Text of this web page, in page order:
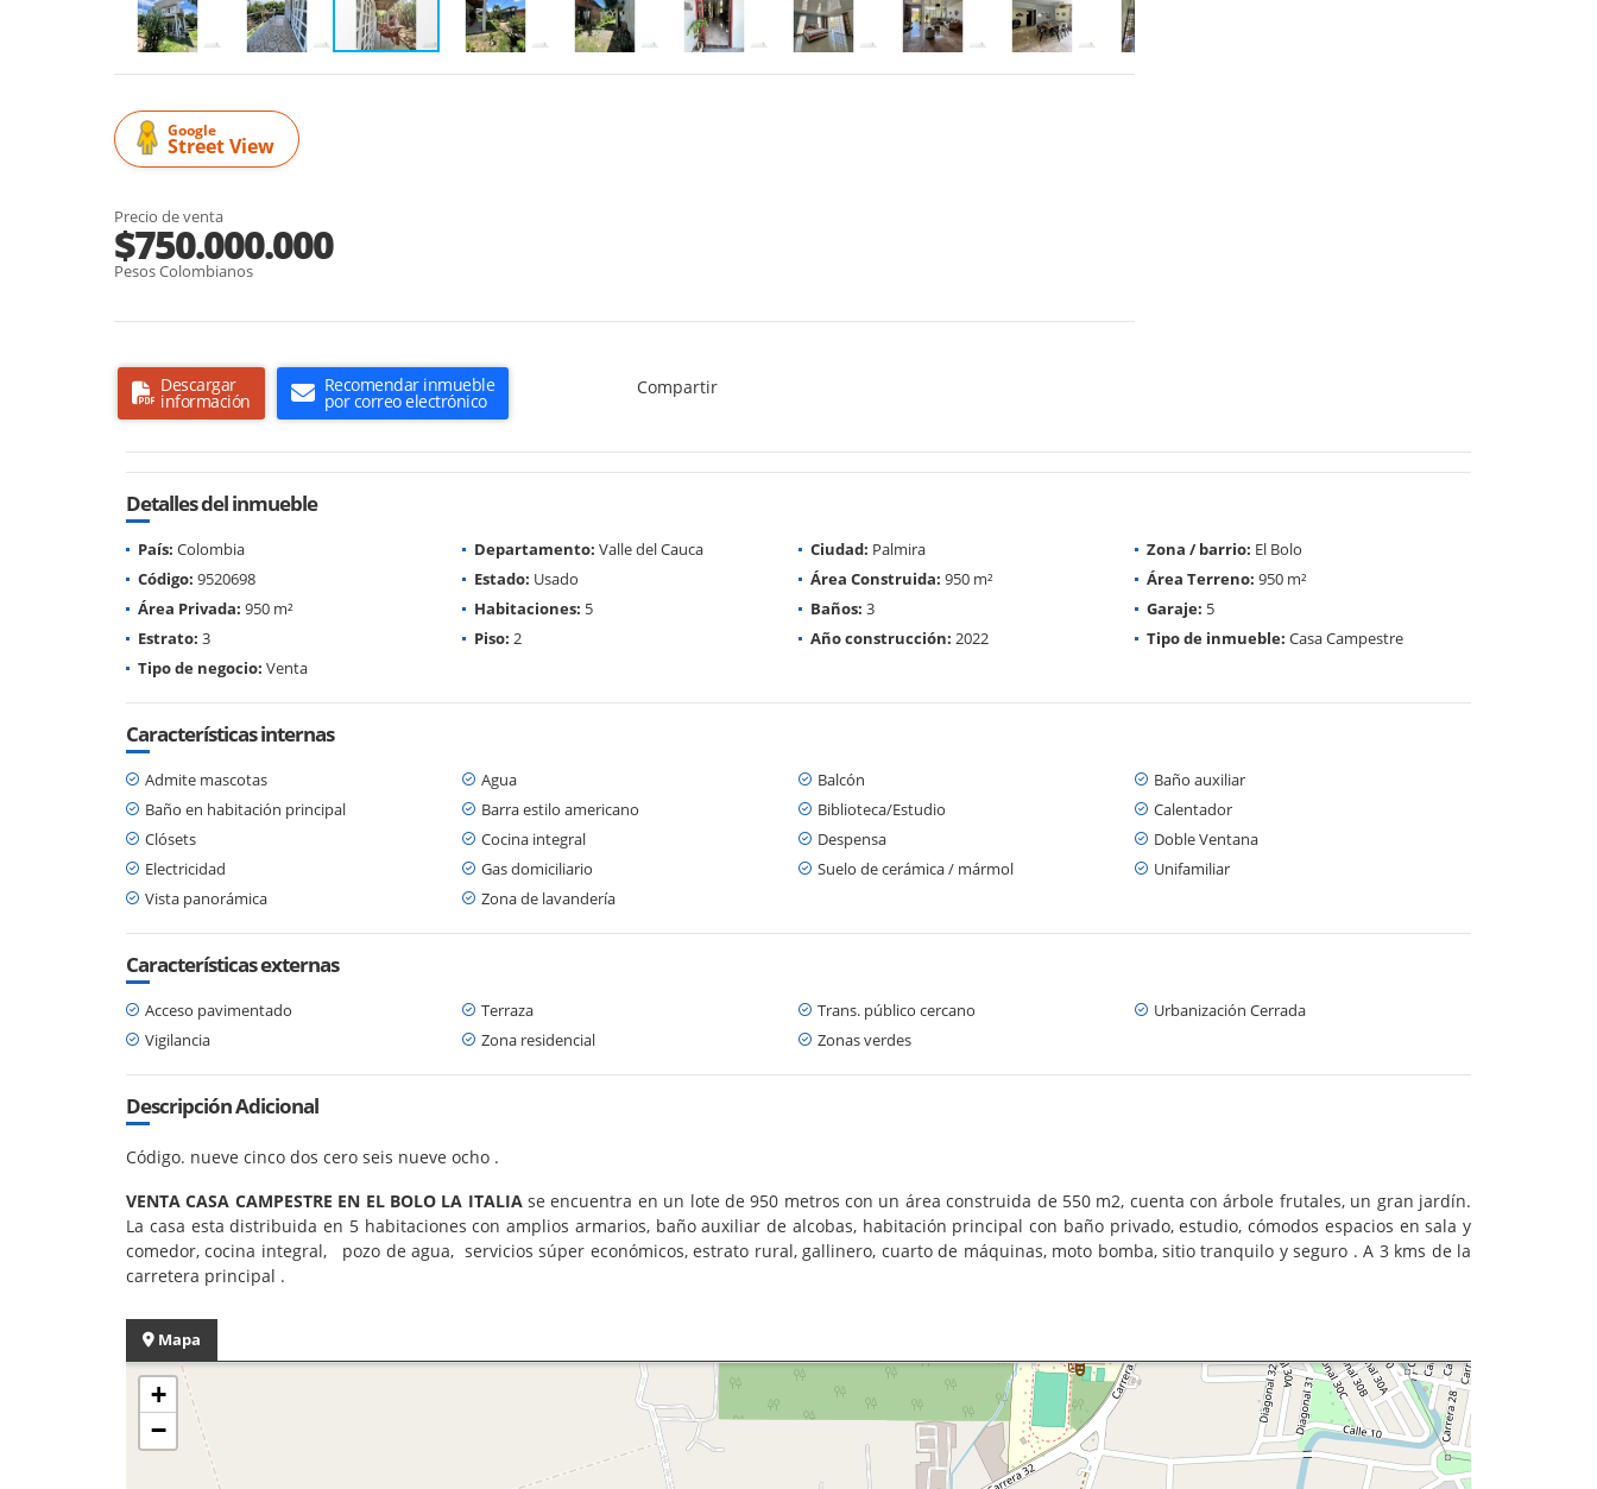
Google
Street View
Precio de venta
$750.000.000
Pesos Colombianos
Descargar
información
Recomendar inmueble
por correo electrónico
Compartir
Detalles del inmueble
País: Colombia Departamento: Valle del Cauca Ciudad: Palmira Zona / barrio: El Bolo
Código: 9520698 Estado: Usado Área Construida: 950 m² Área Terreno: 950 m²
Área Privada: 950 m² Habitaciones: 5 Baños: 3 Garaje: 5
Estrato: 3 Piso: 2 Año construcción: 2022 Tipo de inmueble: Casa Campestre
Tipo de negocio: Venta
Características internas
Admite mascotas Agua Balcón
Baño auxiliar
Baño en habitación principal
Barra estilo americano Biblioteca/Estudio
Calentador
Clósets
Cocina integral Despensa
Doble Ventana
Electricidad
Gas domiciliario Suelo de cerámica / mármol
Unifamiliar
Vista panorámica
Zona de lavandería
Características externas
Acceso pavimentado Terraza Trans. público cercano
Urbanización Cerrada
Vigilancia
Zona residencial Zonas verdes
Descripción Adicional
Código. nueve cinco dos cero seis nueve ocho .
VENTA CASA CAMPESTRE EN EL BOLO LA ITALIAse encuentra en un lote de 950 metros con un área construida de 550 m2, cuenta con árbole frutales, un gran jardín.
La casa esta distribuida en 5 habitaciones con amplios armarios, baño auxiliar de alcobas, habitación principal con baño privado, estudio, cómodos espacios en sala y
comedor, cocina integral, pozo de agua, servicios súper económicos, estrato rural, gallinero, cuarto de máquinas, moto bomba, sitio tranquilo y seguro . A 3 kms de la
carretera principal .
Mapa
+
−